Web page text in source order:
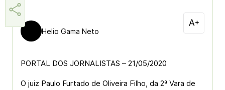
Helio Gama Neto
PORTAL DOS JORNALISTAS – 21/05/2020
O juiz Paulo Furtado de Oliveira Filho, da 2ª Vara de